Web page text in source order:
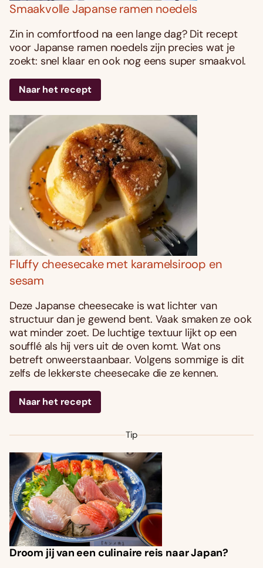
Smaakvolle Japanse ramen noedels
Zin in comfortfood na een lange dag? Dit recept
voor Japanse ramen noedels zijn precies wat je
zoekt: snel klaar en ook nog eens super smaakvol.
Naar het recept
Fluffy cheesecake met karamelsiroop en
sesam
Deze Japanse cheesecake is wat lichter van
structuur dan je gewend bent. Vaak smaken ze ook
wat minder zoet. De luchtige textuur lijkt op een
soufflé als hij vers uit de oven komt. Wat ons
betreft onweerstaanbaar. Volgens sommige is dit
zelfs de lekkerste cheesecake die ze kennen.
Naar het recept
Tip
Droom jij van een culinaire reis naar Japan?